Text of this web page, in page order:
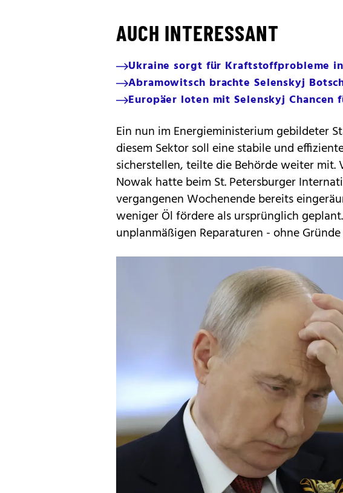
AUCH INTERESSANT
Ukraine sorgt für Kraftstoffprobleme in
Abramowitsch brachte Selenskyj
Europäer loten mit Selenskyj Chancen
Ein nun im Energieministerium gebildeter
diesem Sektor soll eine stabile und
sicherstellen, teilte die Behörde weiter mit.
Nowak hatte beim St. Petersburger
vergangenen Wochenende bereits
weniger Öl fördere als ursprünglich
unplanmäßigen Reparaturen - ohne